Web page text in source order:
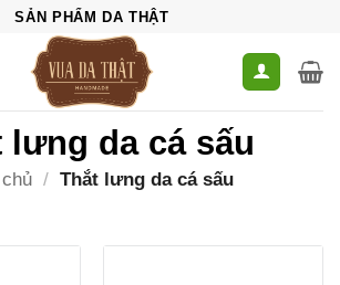
SẢN PHẨM DA THẬT
lưng da cá sấu
/ Thắt lưng da cá sấu